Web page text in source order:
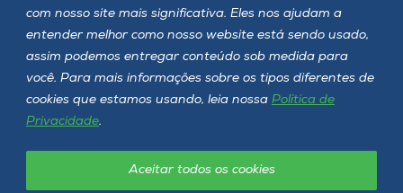
com nosso site mais significativa. Eles nos ajudam a
entender melhor como nosso website está sendo usado,
assim podemos entregar conteúdo sob medida para
você. Para mais informações sobre os tipos diferentes de
cookies que estamos usando, leia nossa Política de
Privacidade.
Aceitar todos os cookies
Política de privacidade LGPD